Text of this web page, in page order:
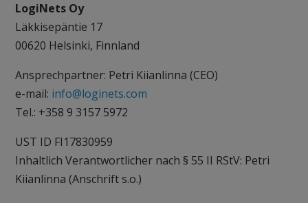
LogiNets Oy
Läkkisepäntie 17
00620 Helsinki, Finnland
Ansprechpartner: Petri Kiianlinna (CEO)
e-mail: info@loginets.com
Tel.: +358 9 3157 5972
UST ID FI17830959
Inhaltlich Verantwortlicher nach § 55 II RStV: Petri
Kiianlinna (Anschrift s.o.)